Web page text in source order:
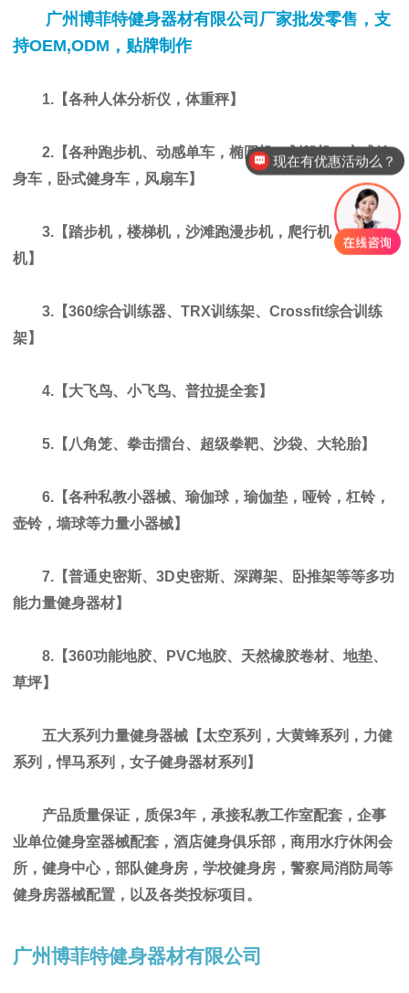
广州博菲特健身器材有限公司厂家批发零售，支
持OEM,ODM，贴牌制作
1.【各种人体分析仪，体重秤】
2.【各种跑步机、动感单车，椭圆机，划船机，立式健
身车，卧式健身车，风扇车】
3.【踏步机，楼梯机，沙滩跑漫步机，爬行机，攀爬
机】
3.【360综合训练器、TRX训练架、Crossfit综合训练
架】
4.【大飞鸟、小飞鸟、普拉提全套】
5.【八角笼、拳击擂台、超级拳靶、沙袋、大轮胎】
6.【各种私教小器械、瑜伽球，瑜伽垫，哑铃，杠铃，
壶铃，墙球等力量小器械】
7.【普通史密斯、3D史密斯、深蹲架、卧推架等等多功
能力量健身器材】
8.【360功能地胶、PVC地胶、天然橡胶卷材、地垫、
草坪】
五大系列力量健身器械【太空系列，大黄蜂系列，力健
系列，悍马系列，女子健身器材系列】
产品质量保证，质保3年，承接私教工作室配套，企事
业单位健身室器械配套，酒店健身俱乐部，商用水疗休闲会
所，健身中心，部队健身房，学校健身房，警察局消防局等
健身房器械配置，以及各类投标项目。
广州博菲特健身器材有限公司
现在有优惠活动么？
我想要一份健身器材报价单